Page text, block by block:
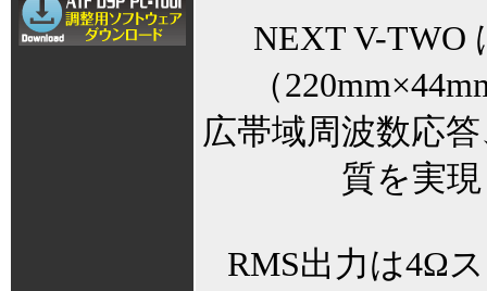
NEXT V-TWO
（
広帯域周波数応
質を実
RMS出力は4Ω